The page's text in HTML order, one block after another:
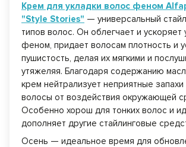
Крем для укладки волос феном
"Style Stories" — универсальный
типов волос. Он облегчает и ускоряет
феном, придает волосам плотность и
пушистость, делая их мягкими и
утяжеляя. Благодаря содержанию
крем нейтрализует неприятные
волосы от воздействия окружающей
Особенно хорош для тонких волос и
дополняет другие стайлинговые
Осень — идеальное время для